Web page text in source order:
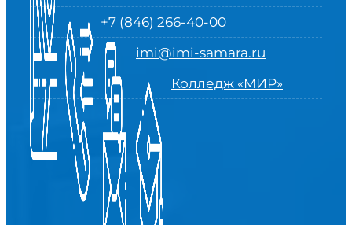
+7 (846) 266-40-00
imi@imi-samara.ru
Колледж «МИР»